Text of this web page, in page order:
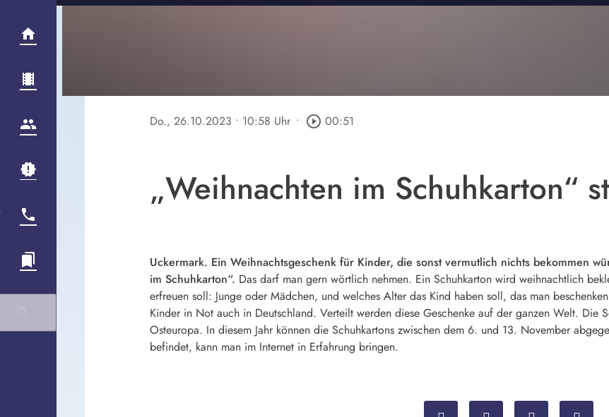
Do., 26.10.2023 • 10:58 Uhr • play_circle_outline 00:51
„Weihnachten im Schuhkarton“
Uckermark. Ein Weihnachtsgeschenk für Kinder, die sonst vermutlich nichts bekommen
im Schuhkarton“. Das darf man gern wörtlich nehmen. Ein Schuhkarton wird weihnachtlich
erfreuen soll: Junge oder Mädchen, und welches Alter das Kind haben soll, das man
Kinder in Not auch in Deutschland. Verteilt werden diese Geschenke auf der ganzen Welt. Die
Osteuropa. In diesem Jahr können die Schuhkartons zwischen dem 6. und 13. November
befindet, kann man im Internet in Erfahrung bringen.